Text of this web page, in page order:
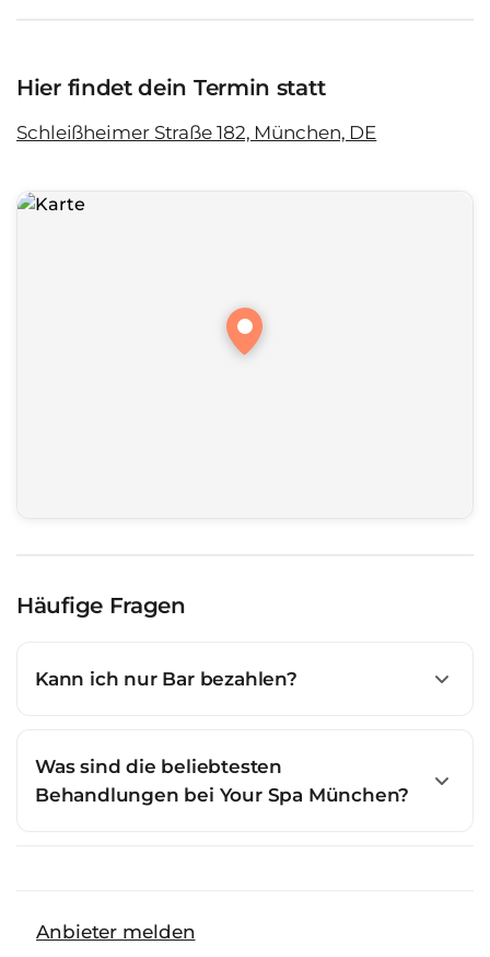
Hier findet dein Termin statt
Schleißheimer Straße 182, München, DE
Häufige Fragen
Kann ich nur Bar bezahlen?
Was sind die beliebtesten
Behandlungen bei Your Spa München?
Anbieter melden